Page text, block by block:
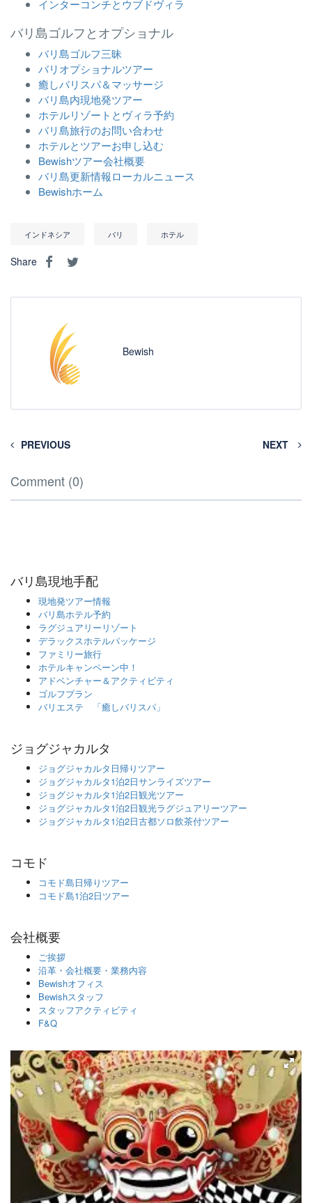
インターコンチとウブドヴィラ
バリ島ゴルフとオプショナル
バリ島ゴルフ三昧
バリオプショナルツアー
癒しバリスパ＆マッサージ
バリ島内現地発ツアー
ホテルリゾートとヴィラ予約
バリ島旅行のお問い合わせ
ホテルとツアーお申し込む
Bewishツアー会社概要
バリ島更新情報ローカルニュース
Bewishホーム
インドネシア バリ ホテル
Share
Bewish
PREVIOUS NEXT
Comment (0)
バリ島現地手配
現地発ツアー情報
バリ島ホテル予約
ラグジュアリーリゾート
デラックスホテルパッケージ
ファミリー旅行
ホテルキャンペーン中！
アドベンチャー＆アクティビティ
ゴルフプラン
バリエステ 「癒しバリスパ」
ジョグジャカルタ
ジョグジャカルタ日帰りツアー
ジョグジャカルタ1泊2日サンライズツアー
ジョグジャカルタ1泊2日観光ツアー
ジョグジャカルタ1泊2日観光ラグジュアリーツアー
ジョグジャカルタ1泊2日古都ソロ飲茶付ツアー
コモド
コモド島日帰りツアー
コモド島1泊2日ツアー
会社概要
ご挨拶
沿革・会社概要・業務内容
Bewishオフィス
Bewishスタッフ
スタッフアクティビティ
F&Q